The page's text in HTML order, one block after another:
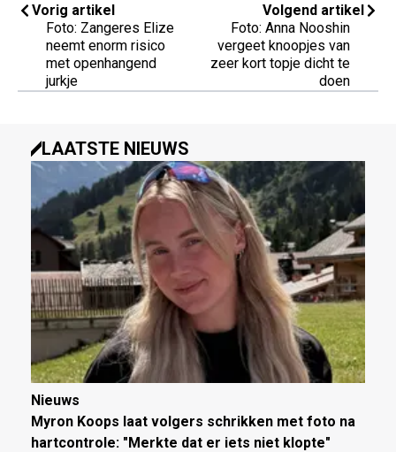
Vorig artikel
Foto: Zangeres Elize
neemt enorm risico
met openhangend
jurkje
Volgend artikel
Foto: Anna Nooshin
vergeet knoopjes van
zeer kort topje dicht te
doen
LAATSTE NIEUWS
Nieuws
Myron Koops laat volgers schrikken met foto na
hartcontrole: "Merkte dat er iets niet klopte"